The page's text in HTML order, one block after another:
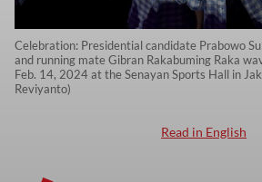
Celebration: Presidential candidate Prabowo
and running mate Gibran Rakabuming Raka
Feb. 14, 2024 at the Senayan Sports Hall in
Reviyanto)
Read in English